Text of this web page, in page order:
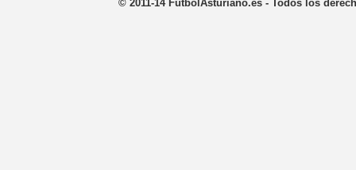
© 2011-14 FútbolAsturiano.es - Todos los